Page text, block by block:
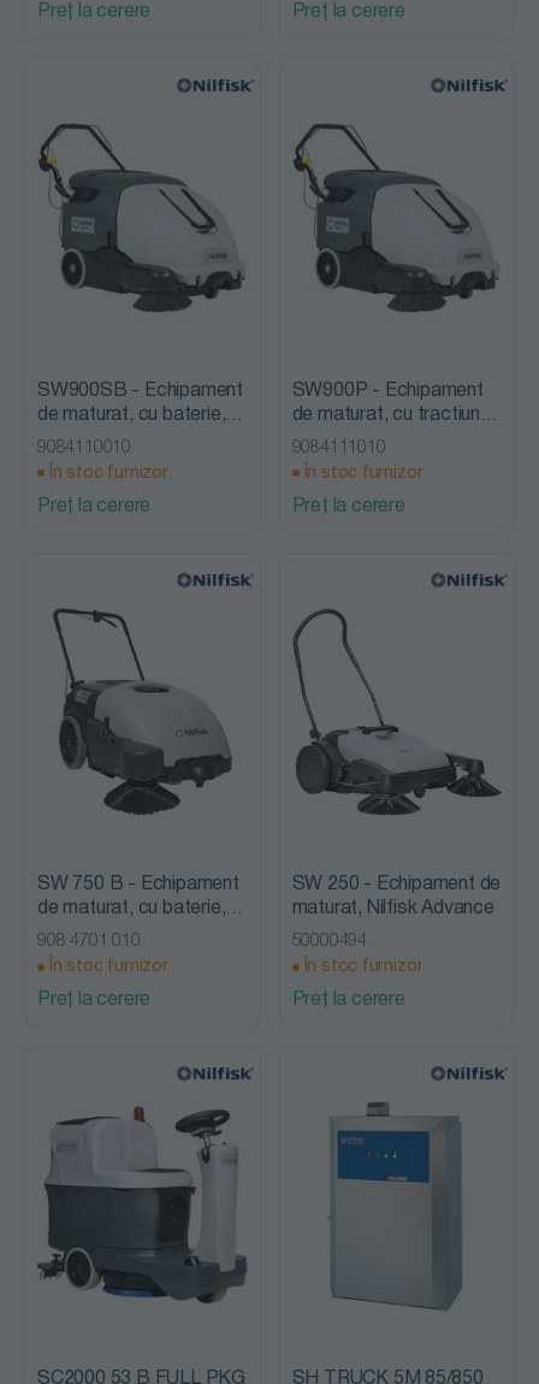
Preț la cerere Preț la cerere
SW900SB - Echipament
de maturat, cu baterie,
Nilfisk Advance
9084110010
În stoc furnizor
Preț la cerere
SW900P - Echipament
de maturat, cu tractiune,
pe carburant, Nilfisk
Advance
9084111010
În stoc furnizor
Preț la cerere
SW 750 B - Echipament
de maturat, cu baterie,
Nilfisk Advance
908 4701 010
În stoc furnizor
Preț la cerere
SW 250 - Echipament de
maturat, Nilfisk Advance
50000494
În stoc furnizor
Preț la cerere
SC2000 53 B FULL PKG
SH TRUCK 5M 85/850